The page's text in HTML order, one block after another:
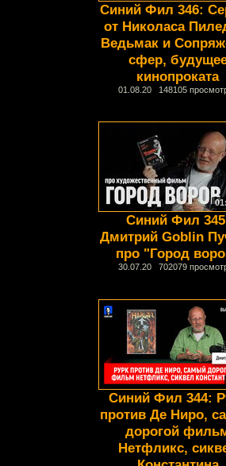
Синий Фил 346:
от Николаса
Ведьмак и
сфер,
кинопроката
01.08.20 148105
Синий Фил
Дмитрий Goblin
про "Город
30.07.20 702079
Синий Фил 344:
против Де Ниро,
дорогой
Нетфликс,